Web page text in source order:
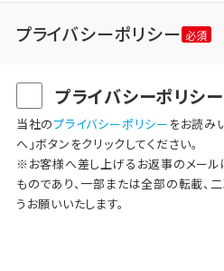
プライバシーポリシー
プライバシーポリシ
当社のプライバシーポリシー をお読み
へ」ボタンをクリックしてください。
※お客様へ差し上げるお返事のメール
ものであり、一部または全部の転載、
うお願いいたします。